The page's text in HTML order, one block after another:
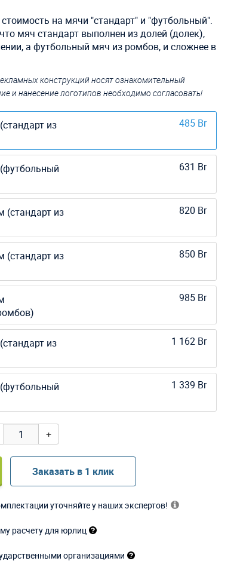
на мячи "стандарт" и "футбольный".
мяч стандарт выполнен из долей (долек),
а футбольный мяч из ромбов, и сложнее в
конструкций носят ознакомительный
и нанесение логотипов необходимо согласовать!
из
485 Br
631 Br
(стандарт из
820 Br
(стандарт из
850 Br
985 Br
из
1 162 Br
1 339 Br
+
Заказать в 1 клик
уточняйте у наших экспертов!
расчету для юрлиц
организациями